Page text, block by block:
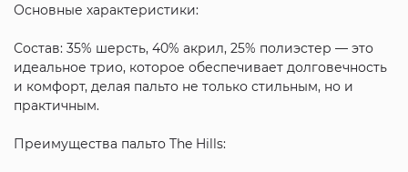
Основные характеристики:
Состав: 35% шерсть, 40% акрил, 25% полиэстер — это
идеальное трио, которое обеспечивает долговечность
и комфорт, делая пальто не только стильным, но и
практичным.
Преимущества пальто The Hills: